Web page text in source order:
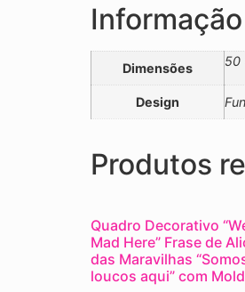
Dimensões 50
Design
Produtos
Quadro Decorativo
Mad Here” Frase de
das Maravilhas
loucos aqui” com